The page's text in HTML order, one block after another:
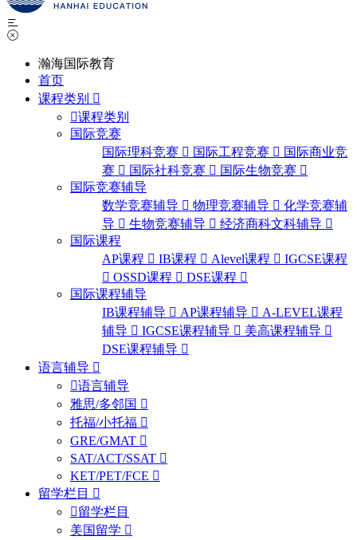
瀚海国际教育
首页
课程类别
课程类别
国际竞赛
国际理科竞赛
国际工程竞赛
国际商业竞
赛
国际社科竞赛
国际生物竞赛
国际竞赛辅导
数学竞赛辅导
物理竞赛辅导
化学竞赛辅
导
生物竞赛辅导
经济商科文科辅导
国际课程
AP课程
IB课程 Alevel课程
IGCSE课程
OSSD课程
DSE课程
国际课程辅导
IB课程辅导
AP课程辅导
A-LEVEL课程
辅导
IGCSE课程辅导
美高课程辅导
DSE课程辅导
语言辅导
语言辅导
雅思/多邻国
托福/小托福
GRE/GMAT
SAT/ACT/SSAT
KET/PET/FCE
留学栏目
留学栏目
美国留学